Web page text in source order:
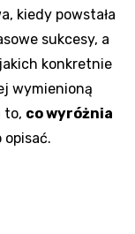
kiedy powstała
sukcesy, a
konkretnie
wymienioną
to, co wyróżnia
opisać.